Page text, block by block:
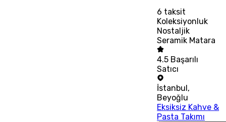
6 taksit
Koleksiyonluk
Nostaljik
Seramik Matara
4.5 Başarılı
Satıcı
İstanbul,
Beyoğlu
Eksiksiz Kahve &
Pasta Takımı